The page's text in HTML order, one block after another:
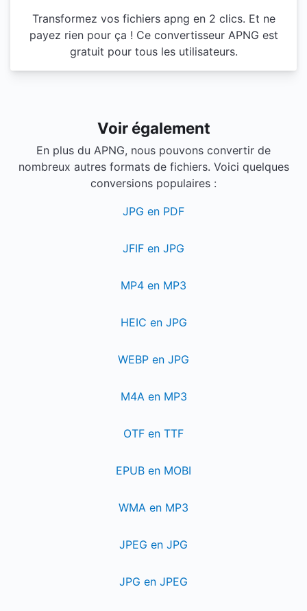
Transformez vos fichiers apng en 2 clics. Et ne
payez rien pour ça ! Ce convertisseur APNG est
gratuit pour tous les utilisateurs.
Voir également
En plus du APNG, nous pouvons convertir de
nombreux autres formats de fichiers. Voici quelques
conversions populaires :
JPG en PDF
JFIF en JPG
MP4 en MP3
HEIC en JPG
WEBP en JPG
M4A en MP3
OTF en TTF
EPUB en MOBI
WMA en MP3
JPEG en JPG
JPG en JPEG